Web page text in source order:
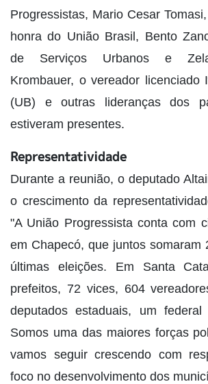
Progressistas, Mario Cesar
honra do União Brasil, Bento
de Serviços Urbanos e
Krombauer, o vereador licenciado
(UB) e outras lideranças dos
estiveram presentes.
Representatividade
Durante a reunião, o deputado
o crescimento da
"A União Progressista conta com
em Chapecó, que juntos somaram
últimas eleições. Em Santa
prefeitos, 72 vices, 604
deputados estaduais, um
Somos uma das maiores forças
vamos seguir crescendo com
foco no desenvolvimento dos